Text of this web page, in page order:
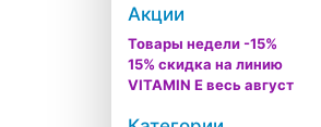
Акции
Товары недели -15%
15% скидка на линию
VITAMIN E весь август